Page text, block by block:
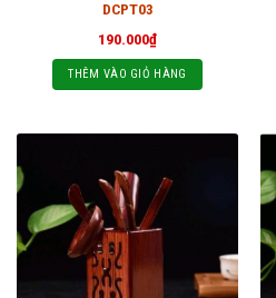
DCPT03
190.000₫
THÊM VÀO GIỎ HÀNG